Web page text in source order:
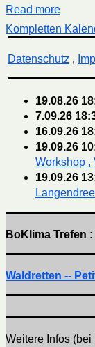
Read more
Kompletten
Datenschutz ,
19.08.26
7.09.26
16.09.26
19.09.26
Workshop ,
19.09.26
BoKlima Trefen :
Waldretten --
Weitere Infos (bei